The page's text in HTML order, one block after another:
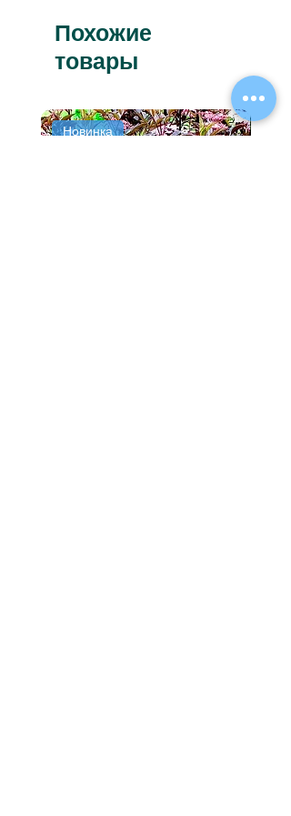
Похожие
товары
Новинка